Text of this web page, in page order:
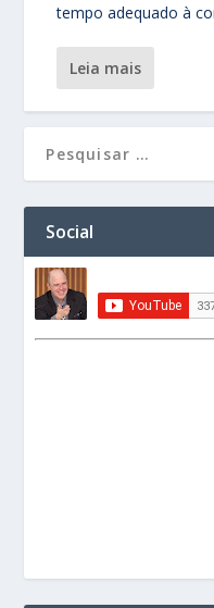
tempo adequado à
leia mais
Social